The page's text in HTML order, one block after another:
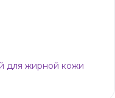
для жирной кожи